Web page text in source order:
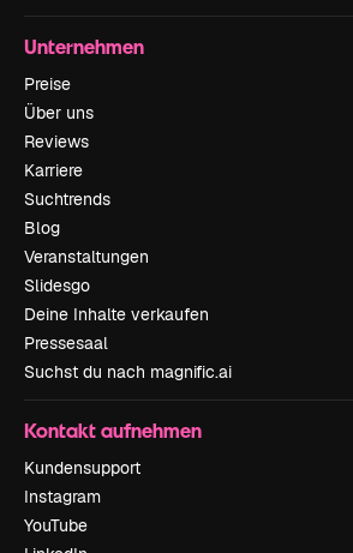
Unternehmen
Preise
Über uns
Reviews
Karriere
Suchtrends
Blog
Veranstaltungen
Slidesgo
Deine Inhalte verkaufen
Pressesaal
Suchst du nach magnific.ai
Kontakt aufnehmen
Kundensupport
Instagram
YouTube